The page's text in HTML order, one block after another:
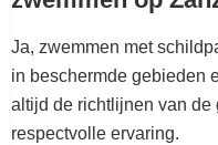
Ja, zwemmen met
in beschermde gebieden
altijd de richtlijnen van
respectvolle ervaring.